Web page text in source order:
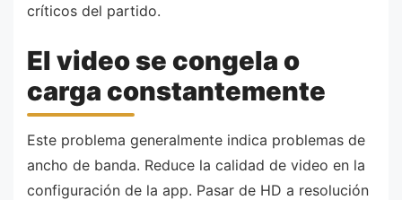
críticos del partido.
El video se congela o
carga constantemente
Este problema generalmente indica problemas de
ancho de banda. Reduce la calidad de video en la
configuración de la app. Pasar de HD a resolución